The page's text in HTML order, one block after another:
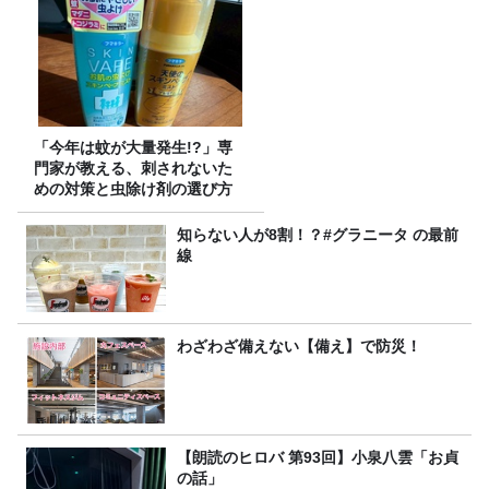
「今年は蚊が大量発生!?」専
門家が教える、刺されないた
めの対策と虫除け剤の選び方
知らない人が8割！？#グラニータ の最前
線
わざわざ備えない【備え】で防災！
【朗読のヒロバ 第93回】小泉八雲「お貞
の話」